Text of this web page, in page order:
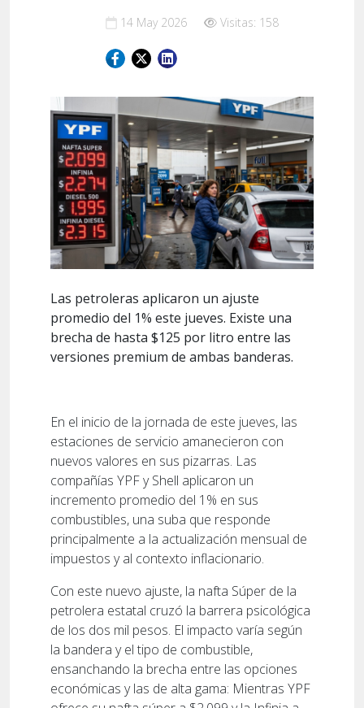
14 May 2026 Visitas: 158
Las petroleras aplicaron un ajuste
promedio del 1% este jueves. Existe una
brecha de hasta $125 por litro entre las
versiones premium de ambas banderas.
En el inicio de la jornada de este jueves, las
estaciones de servicio amanecieron con
nuevos valores en sus pizarras. Las
compañías YPF y Shell aplicaron un
incremento promedio del 1% en sus
combustibles, una suba que responde
principalmente a la actualización mensual de
impuestos y al contexto inflacionario.
Con este nuevo ajuste, la nafta Súper de la
petrolera estatal cruzó la barrera psicológica
de los dos mil pesos. El impacto varía según
la bandera y el tipo de combustible,
ensanchando la brecha entre las opciones
económicas y las de alta gama: Mientras YPF